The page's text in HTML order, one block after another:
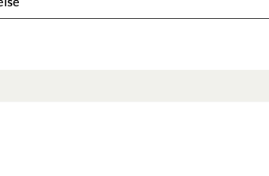
wetterfesten Bändern vormontiert sind.
die feinere Rückseite für eine alternative